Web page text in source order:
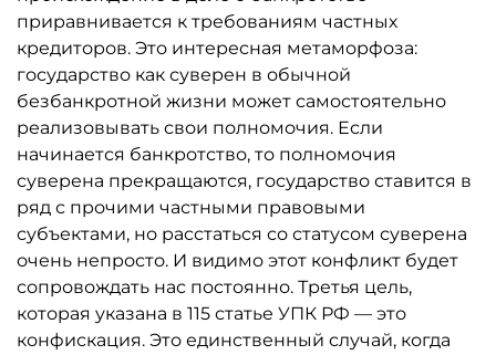
приравнивается к требованиям частных
кредиторов. Это интересная метаморфоза:
государство как суверен в обычной
безбанкротной жизни может самостоятельно
реализовывать свои полномочия. Если
начинается банкротство, то полномочия
суверена прекращаются, государство ставится в
ряд с прочими частными правовыми
субъектами, но расстаться со статусом суверена
очень непросто. И видимо этот конфликт будет
сопровождать нас постоянно. Третья цель,
которая указана в 115 статье УПК РФ — это
конфискация. Это единственный случай, когда